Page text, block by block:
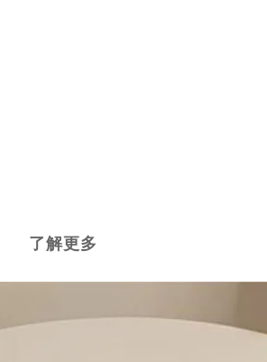
了解更多